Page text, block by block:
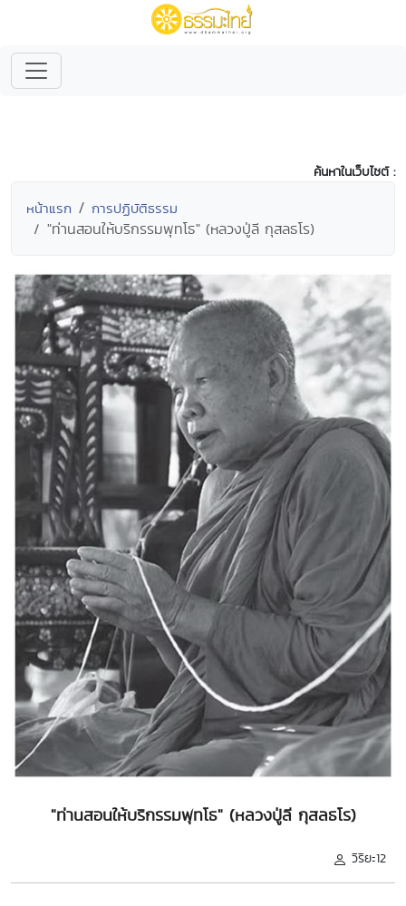
ค้นหาในเว็บไซต์ :
หน้าแรก การปฏิบัติธรรม
"ท่านสอนให้บริกรรมพุทโธ" (หลวงปู่ลี กุสลธโร)
"ท่านสอนให้บริกรรมพุทโธ" (หลวงปู่ลี กุสลธโร)
วิริยะ12